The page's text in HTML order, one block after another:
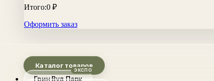
Итого:0 ₽
Оформить заказ
Каталог товаров
Грин Вуд Парк